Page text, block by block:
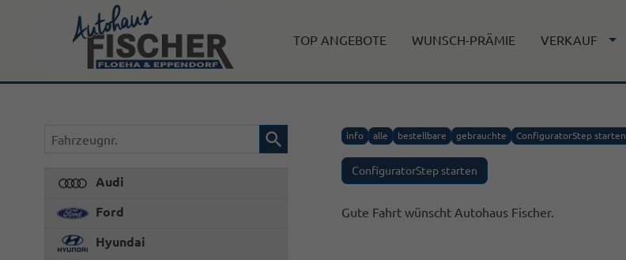
TOP ANGEBOTE WUNSCH-PRÄMIE VERKAUF
info alle bestellbare gebrauchte ConfiguratorStep starten
ConfiguratorStep starten
Gute Fahrt wünscht Autohaus Fischer.
Fahrzeugnr.
Audi
Ford
Hyundai